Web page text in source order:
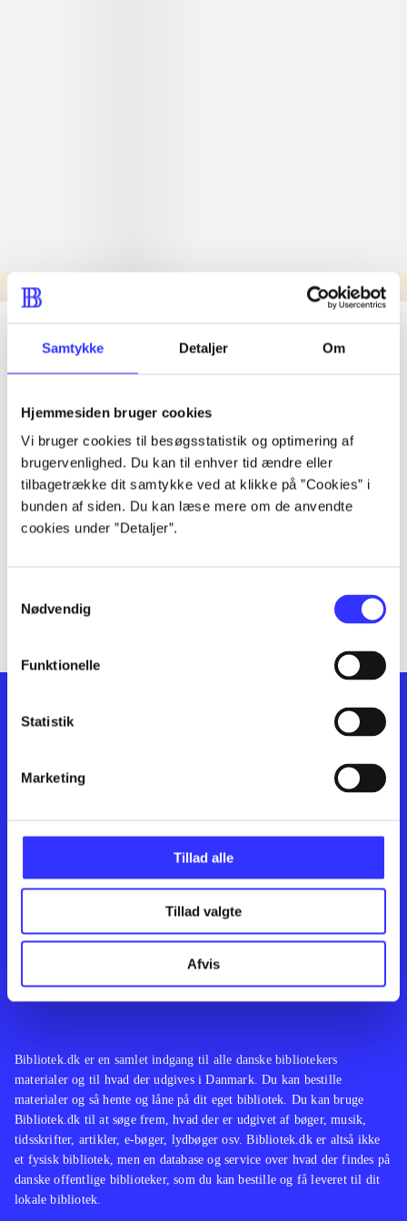
Samtykke Detaljer Om
Hjemmesiden bruger cookies
Vi bruger cookies til besøgsstatistik og optimering af
brugervenlighed. Du kan til enhver tid ændre eller
tilbagetrække dit samtykke ved at klikke på ”Cookies” i
bunden af siden. Du kan læse mere om de anvendte
cookies under ”Detaljer”.
Nødvendig
Funktionelle
Statistik
Marketing
Tillad alle
Tillad valgte
Afvis
Nyhed
lorem ipsum dolor sit amet ...
lorem ipsum dolor sit amet ...
lorem ipsum dolor sit amet ...
lorem ipsum dolor sit amet ...
lorem ipsum dolor sit amet ...
lorem ipsum dolor sit amet ...
lorem ipsum dolor sit amet ...
Feedback
Bibliotek.dk er en samlet indgang til alle danske bibliotekers
materialer og til hvad der udgives i Danmark. Du kan bestille
materialer og så hente og låne på dit eget bibliotek. Du kan bruge
Bibliotek.dk til at søge frem, hvad der er udgivet af bøger, musik,
tidsskrifter, artikler, e-bøger, lydbøger osv. Bibliotek.dk er altså ikke
et fysisk bibliotek, men en database og service over hvad der findes på
danske offentlige biblioteker, som du kan bestille og få leveret til dit
lokale bibliotek.
Kontakt os
English
Artikler
Film
Musik
Noder